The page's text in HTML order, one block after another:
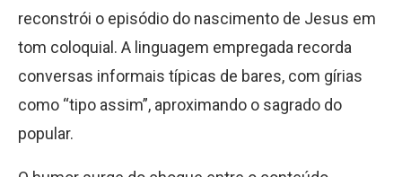
reconstrói o episódio do nascimento de Jesus em
tom coloquial. A linguagem empregada recorda
conversas informais típicas de bares, com gírias
como “tipo assim”, aproximando o sagrado do
popular.